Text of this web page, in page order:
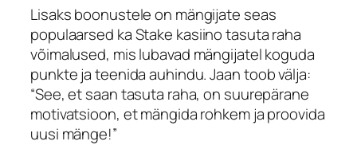
Lisaks boonustele on mängijate seas
populaarsed kaStake kasiino tasuta raha
võimalused, mis lubavad mängijatel koguda
punkte ja teenida auhindu.Jaantoob välja:
“See, et saan tasuta raha, on suurepärane
motivatsioon, et mängida rohkem ja proovida
uusi mänge!”